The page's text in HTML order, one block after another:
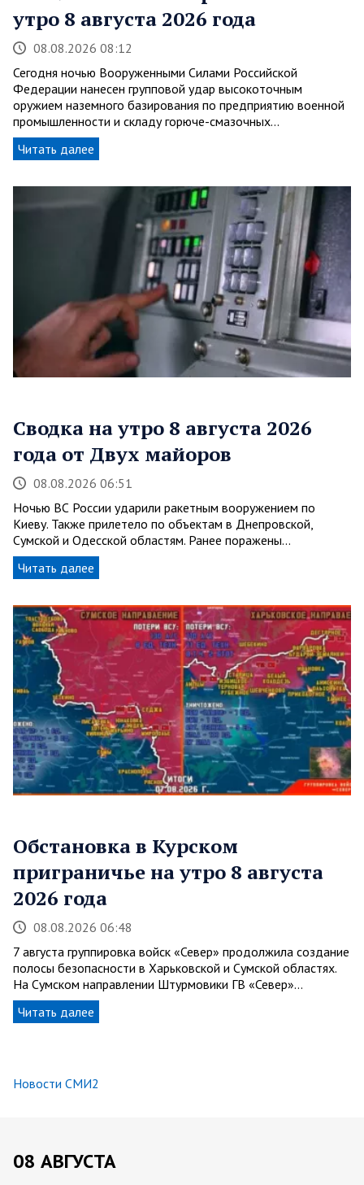
утро 8 августа 2026 года
08.08.2026 08:12
Сегодня ночью Вооруженными Силами Российской
Федерации нанесен групповой удар высокоточным
оружием наземного базирования по предприятию военной
промышленности и складу горюче-смазочных…
Читать далее
Сводка на утро 8 августа 2026
года от Двух майоров
08.08.2026 06:51
Ночью ВС России ударили ракетным вооружением по
Киеву. Также прилетело по объектам в Днепровской,
Сумской и Одесской областям. Ранее поражены…
Читать далее
Обстановка в Курском
приграничье на утро 8 августа
2026 года
08.08.2026 06:48
7 августа группировка войск «Север» продолжила создание
полосы безопасности в Харьковской и Сумской областях.
На Сумском направлении Штурмовики ГВ «Север»…
Читать далее
Новости СМИ2
08 АВГУСТА